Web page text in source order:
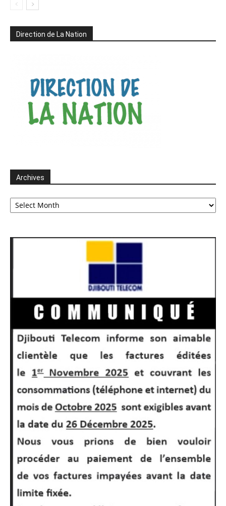
Direction de La Nation
Archives
Archives